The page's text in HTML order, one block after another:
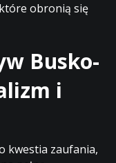
obronią się
Busko-
i
kwestia zaufania,